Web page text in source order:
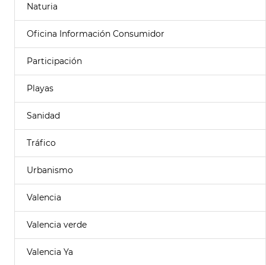
Naturia
Oficina Información Consumidor
Participación
Playas
Sanidad
Tráfico
Urbanismo
Valencia
Valencia verde
Valencia Ya